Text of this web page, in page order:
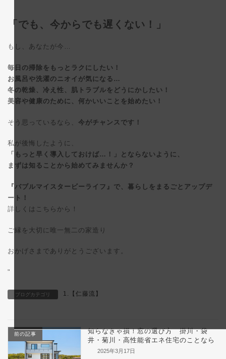
「でも、今からでも遅くない！」
もし、あなたが今…
毎日の掃除をもっとラクにしたい！
お風呂や洗濯のニオイが気になる…
冬の乾燥、冷え性、肌トラブルをどうにかしたい！
美容や健康のために、何かいいことを始めたい！
そう思っているなら、 今がチャンスです！
私が後悔したように、
「もっと早く導入しておけば…！」とならないように、
まずは知ることから始めてみませんか？
『バブルマイスタービーライフ』で、暮らしをまるごとアップデ
ート！
詳しくはこちらから！
ご縁を大切に唯一無二の家造り
おかげさまでありがとうございます。
"
ブログカテゴリ 1.【仁藤流】
前の記事
知らなきゃ損！窓の選び方 掛川・袋
井・菊川・高性能省エネ住宅のことなら
2025年3月17日